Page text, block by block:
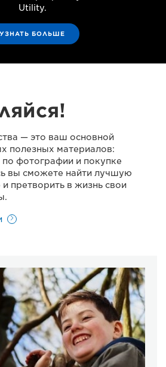
Utility.
УЗНАТЬ БОЛЬШЕ
— это ваш основной
полезных материалов:
фотографии и покупке
вы сможете найти лучшую
претворить в жизнь свои